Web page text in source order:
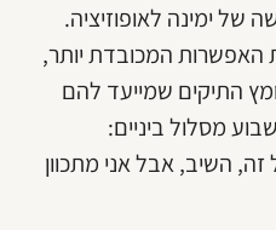
ימינה לאופוזיציה.
האפשרות המכובדת יותר,
התיקים שמייעד להם
מסלול ביניים:
השיב, אבל אני מתכוון